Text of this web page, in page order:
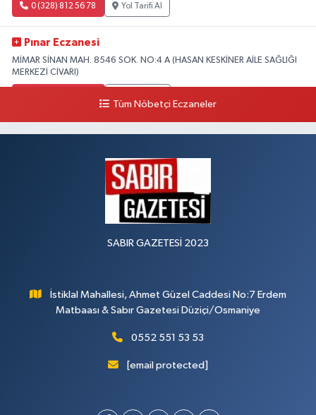
0 (328) 812 56 78 Yol Tarifi Al
Pınar Eczanesi
MİMAR SİNAN MAH. 8546 SOK. NO:4 A (HASAN KESKİNER AİLE SAĞLIĞI
MERKEZİ CİVARI)
Tüm Nöbetçi Eczaneler
SABIR GAZETESİ 2023
İstiklal Mahallesi, Ahmet Güzel Caddesi No:7 Erdem
Matbaası & Sabır Gazetesi Düziçi/Osmaniye
0552 551 53 53
[email protected]